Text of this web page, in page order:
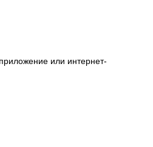
или интернет-